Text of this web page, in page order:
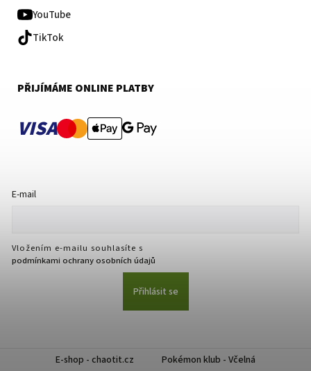
YouTube
TikTok
PŘIJÍMÁME ONLINE PLATBY
VISA
E-mail
Vložením e-mailu souhlasíte s
podmínkami ochrany osobních údajů
Přihlásit se
E-shop - chaotit.cz Pokémon klub - Včelná